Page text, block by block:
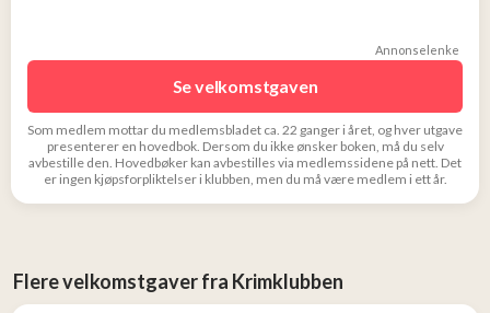
Annonselenke
Se velkomstgaven
Som medlem mottar du medlemsbladet ca. 22 ganger i året, og hver utgave
presenterer en hovedbok. Dersom du ikke ønsker boken, må du selv
avbestille den. Hovedbøker kan avbestilles via medlemssidene på nett. Det
er ingen kjøpsforpliktelser i klubben, men du må være medlem i ett år.
Flere velkomstgaver fra Krimklubben